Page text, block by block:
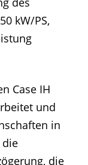
kW/PS,
Case IH
und
in
die
die